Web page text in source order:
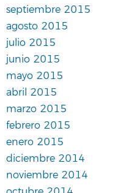
septiembre 2015
agosto 2015
julio 2015
junio 2015
mayo 2015
abril 2015
marzo 2015
febrero 2015
enero 2015
diciembre 2014
noviembre 2014